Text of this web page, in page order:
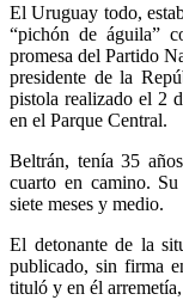
El Uruguay todo,
“pichón de águila”
promesa del Partido
presidente de la
pistola realizado el 2
en el Parque Central.
Beltrán, tenía 35
cuarto en camino.
siete meses y medio.
El detonante de la
publicado, sin firma
tituló y en él